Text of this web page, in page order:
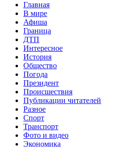
Главная
В мире
Афиша
Граница
ДТП
Интересное
История
Общество
Погода
Президент
Происшествия
Публикации читателей
Разное
Спорт
Транспорт
Фото и видео
Экономика